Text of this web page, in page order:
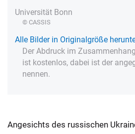
Universität Bonn
© CASSIS
Alle Bilder in Originalgröße
Der Abdruck im
ist kostenlos, dabei ist der
nennen.
Angesichts des russischen